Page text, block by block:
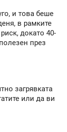
и това беше
в рамките
докато 40-
през
загрявката
или да ви